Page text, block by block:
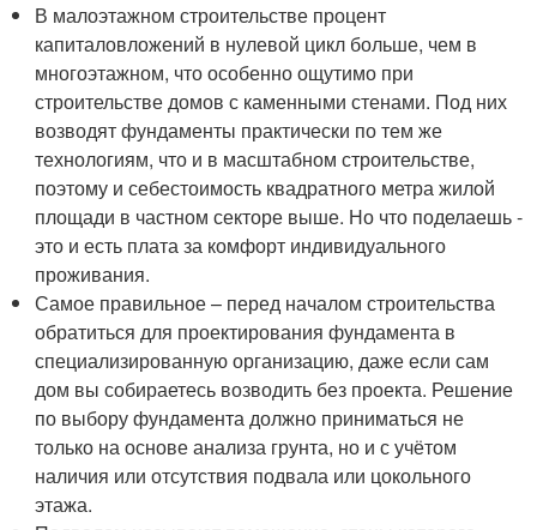
В малоэтажном строительстве процент
капиталовложений в нулевой цикл больше, чем в
многоэтажном, что особенно ощутимо при
строительстве домов с каменными стенами. Под них
возводят фундаменты практически по тем же
технологиям, что и в масштабном строительстве,
поэтому и себестоимость квадратного метра жилой
площади в частном секторе выше. Но что поделаешь -
это и есть плата за комфорт индивидуального
проживания.
Самое правильное – перед началом строительства
обратиться для проектирования фундамента в
специализированную организацию, даже если сам
дом вы собираетесь возводить без проекта. Решение
по выбору фундамента должно приниматься не
только на основе анализа грунта, но и с учётом
наличия или отсутствия подвала или цокольного
этажа.